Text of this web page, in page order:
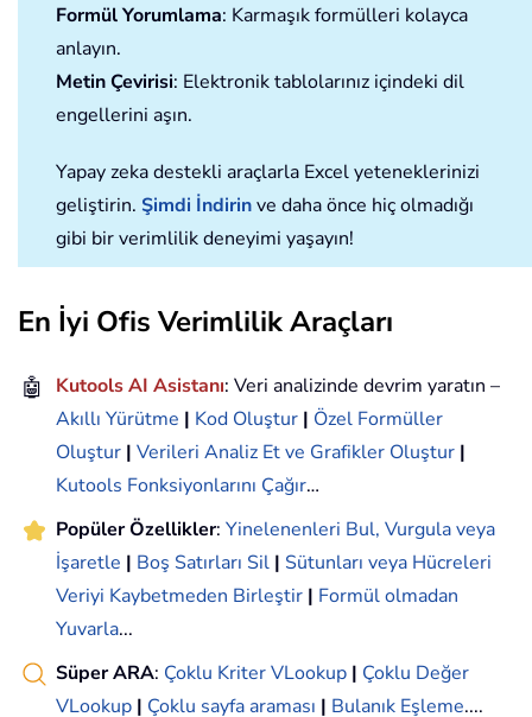
Formül Yorumlama: Karmaşık formülleri kolayca
anlayın.
Metin Çevirisi: Elektronik tablolarınız içindeki dil
engellerini aşın.
Yapay zeka destekli araçlarla Excel yeteneklerinizi
geliştirin. Şimdi İndirinve daha önce hiç olmadığı
gibi bir verimlilik deneyimi yaşayın!
En İyi Ofis Verimlilik Araçları
🤖 Kutools AI Asistanı: Veri analizinde devrim yaratın –
Akıllı Yürütme | Kod Oluştur | Özel Formüller
Oluştur | Verileri Analiz Et ve Grafikler Oluştur |
Kutools Fonksiyonlarını Çağır…
Popüler Özellikler: Yinelenenleri Bul, Vurgula veya
İşaretle | Boş Satırları Sil | Sütunları veya Hücreleri
Veriyi Kaybetmeden Birleştir | Formül olmadan
Yuvarla...
Süper ARA: Çoklu Kriter VLookup | Çoklu Değer
VLookup | Çoklu sayfa araması | Bulanık Eşleme....